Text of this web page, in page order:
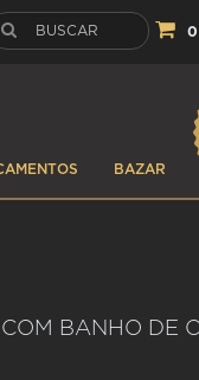
0
BAZAR
BANHO DE